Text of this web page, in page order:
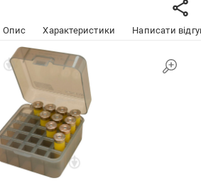
Опис Характеристики Написати